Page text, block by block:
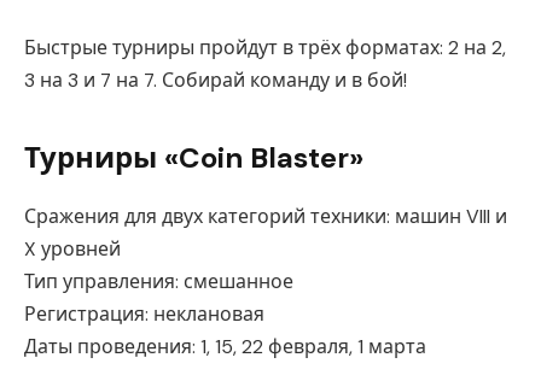
Быстрые турниры пройдут в трёх форматах: 2 на 2,
3 на 3 и 7 на 7. Собирай команду и в бой!
Турниры «Coin Blaster»
Сражения для двух категорий техники: машин VIII и
X уровней
Тип управления: смешанное
Регистрация: неклановая
Даты проведения: 1, 15, 22 февраля, 1 марта